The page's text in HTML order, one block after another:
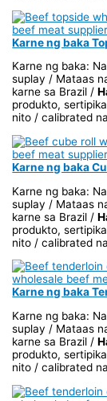
Karne ng baka
Karne ng baka:
suplay / Mataas
karne sa Brazil /
produkto,
nito / calibrated
Karne ng baka
Karne ng baka:
suplay / Mataas
karne sa Brazil /
produkto,
nito / calibrated
Karne ng baka
Karne ng baka:
suplay / Mataas
karne sa Brazil /
produkto,
nito / calibrated